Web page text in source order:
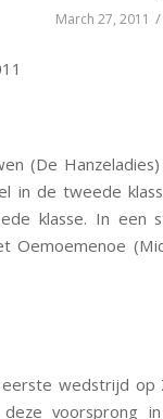
March 27, 2011 /
(De
in de tweede
klasse. In
Oemoemenoe
wedstrijd
voorsprong